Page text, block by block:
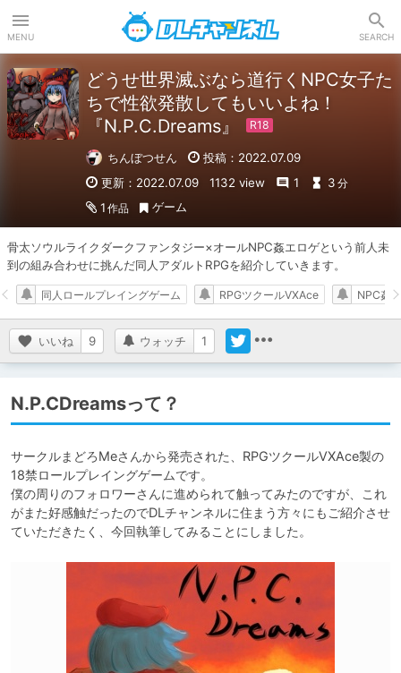
MENU SEARCH
どうせ世界滅ぶなら道行くNPC女子た
ちで性欲発散してもいいよね！
『N.P.C.Dreams』
ちんぼつせん
投稿：2022.07.09
更新：2022.07.09
1132 view 1 3 分
1 作品 ゲーム
骨太ソウルライクダークファンタジー×オールNPC姦エロゲという前人未
到の組み合わせに挑んだ同人アダルトRPGを紹介していきます。
いいね 9 ウォッチ 1
同人ロールプレイングゲーム RPGツクールVXAce NPC姦
N.P.CDreamsって？
サークルまどろMeさんから発売された、RPGツクールVXAce製の
18禁ロールプレイングゲームです。
僕の周りのフォロワーさんに進められて触ってみたのですが、これ
がまた好感触だったのでDLチャンネルに住まう方々にもご紹介させ
ていただきたく、今回執筆してみることにしました。